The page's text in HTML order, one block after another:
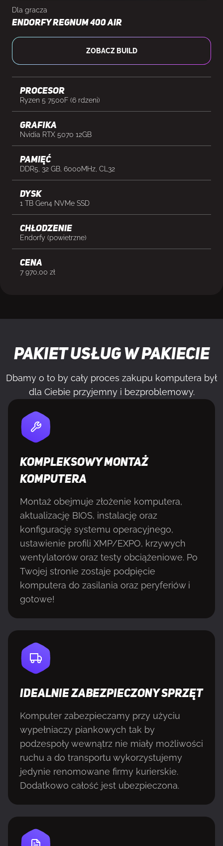
Dla gracza
Endorfy Regnum 400 Air
ZOBACZ BUILD
Procesor
Ryzen 5 7500F (6 rdzeni)
Grafika
Nvidia RTX 5070 12GB
Pamięć
DDR5, 32 GB, 6000MHz, CL32
Dysk
1 TB Gen4 NVMe SSD
Chłodzenie
Endorfy (powietrzne)
cena
7 970,00 zł
Pakiet usług w pakiecie
Dbamy o to by cały proces zakupu komputera był
dla Ciebie przyjemny i bezproblemowy.
KOMPLEKSOWY MONTAŻ
KOMPUTERA
Montaż obejmuje złożenie komputera,
aktualizację BIOS, instalację oraz
konfigurację systemu operacyjnego,
ustawienie profili XMP/EXPO, krzywych
wentylatorów oraz testy obciążeniowe. Po
Twojej stronie zostaje podpięcie
komputera do zasilania oraz peryferiów i
gotowe!
IDEALNIE ZABEZPIECZONY SPRZĘT
Komputer zabezpieczamy przy użyciu
wypełniaczy piankowych tak by
podzespoły wewnątrz nie miały możliwości
ruchu a do transportu wykorzystujemy
jedynie renomowane firmy kurierskie.
Dodatkowo całość jest ubezpieczona.